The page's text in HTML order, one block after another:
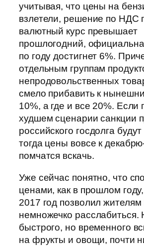
учитывая, что цены на
взлетели, решение по НДС
валютный курс превышает
прошлогодний,
по году достигнет 6%.
отдельным группам
непродовольственных
смело прибавить к
10%, а где и все 20%. Если
худшем сценарии санкции
российского госдолга
тогда цены вовсе к
помчатся вскачь.
Уже сейчас понятно, что
ценами, как в прошлом
2017 год позволил жителям
немножечко расслабиться.
быстрого, но временного
на фрукты и овощи, почти